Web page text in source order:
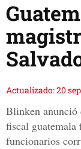
Actualizado: 20
Blinken anunció
fiscal
funcionarios